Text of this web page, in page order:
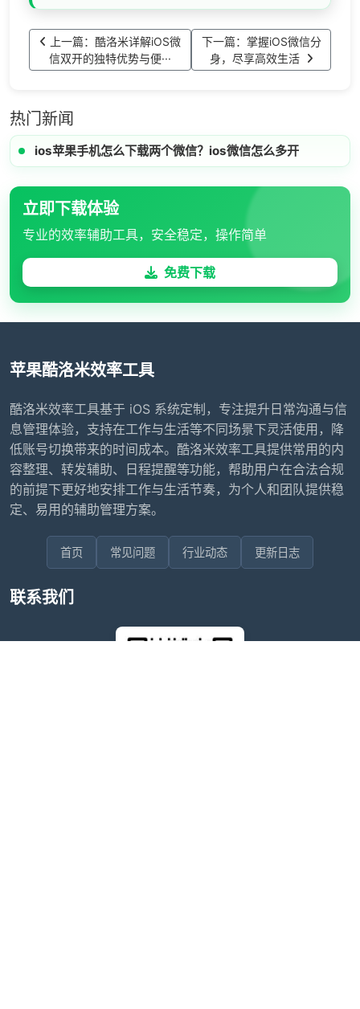
上一篇：酷洛米详解iOS微
信双开的独特优势与便···
下一篇：掌握iOS微信分
身，尽享高效生活
热门新闻
ios苹果手机怎么下载两个微信？ios微信怎么多开
立即下载体验
专业的效率辅助工具，安全稳定，操作简单
免费下载
苹果酷洛米效率工具
酷洛米效率工具基于 iOS 系统定制，专注提升日常沟通与信
息管理体验，支持在工作与生活等不同场景下灵活使用，降
低账号切换带来的时间成本。酷洛米效率工具提供常用的内
容整理、转发辅助、日程提醒等功能，帮助用户在合法合规
的前提下更好地安排工作与生活节奏，为个人和团队提供稳
定、易用的辅助管理方案。
首页 常见问题 行业动态 更新日志
联系我们